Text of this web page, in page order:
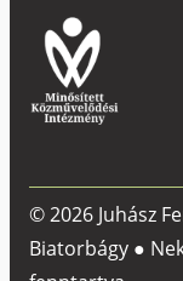
© 2026 Juhász
Biatorbágy ●